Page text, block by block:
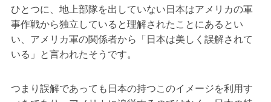
ひとつに、地上部隊を出していない日本はアメリカの軍
事作戦から独立していると理解されたことにあるとい
い、アメリカ軍の関係者から「日本は美しく誤解されて
いる」と言われたそうです。
つまり誤解であっても日本の持つこのイメージを利用す